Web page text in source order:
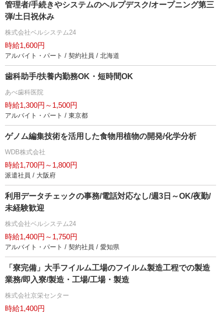
管理者/手続きやシステムのヘルプデスク/オープニング第三
弾/土日祝休み
株式会社ベルシステム24
時給1,600円
アルバイト・パート / 契約社員 / 北海道
歯科助手/扶養内勤務OK・短時間OK
あべ歯科医院
時給1,300円～1,500円
アルバイト・パート / 東京都
ゲノム編集技術を活用した食物用植物の開発/化学分析
WDB株式会社
時給1,700円～1,800円
派遣社員 / 大阪府
利用データチェックの事務/電話対応なし/週3日～OK/夜勤/
未経験歓迎
株式会社ベルシステム24
時給1,400円～1,750円
アルバイト・パート / 契約社員 / 愛知県
「寮完備」大手フイルム工場のフイルム製造工程での製造
業務/即入寮/製造・工場/工場・製造
株式会社京栄センター
時給1,400円